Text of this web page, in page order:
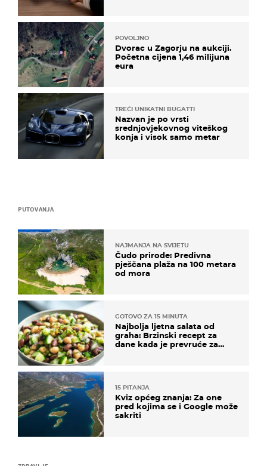
PUTOVANJA
NAJMANJA NA SVIJETU
Čudo prirode: Predivna
pješčana plaža na 100 metara
od mora
GOTOVO ZA 15 MINUTA
Najbolja ljetna salata od
graha: Brzinski recept za
dane kada je prevruće za
15 PITANJA
Kviz općeg znanja: Za one
pred kojima se i Google može
sakriti
POVOLJNO
Dvorac u Zagorju na aukciji.
Početna cijena 1,46 milijuna
eura
TREĆI UNIKATNI BUGATTI
Nazvan je po vrsti
srednjovjekovnog viteškog
konja i visok samo metar